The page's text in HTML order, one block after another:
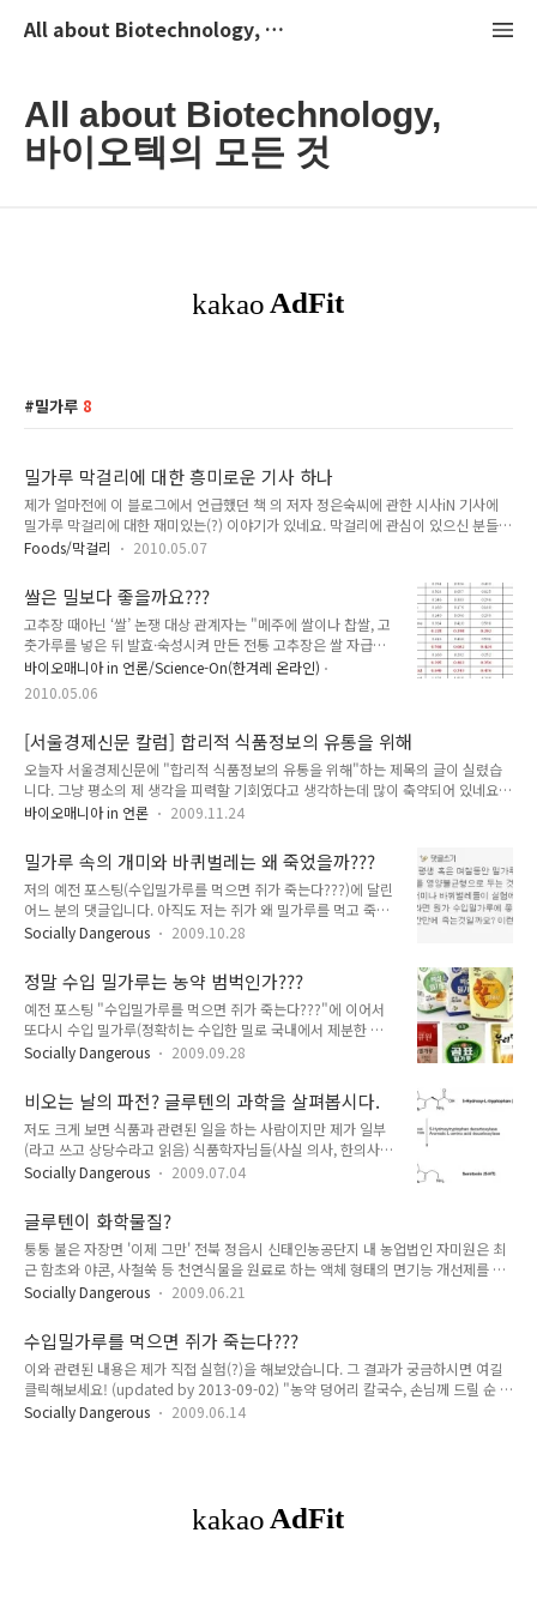
All about Biotechnology, 바이오텍의 모든 것
All about Biotechnology,
바이오텍의 모든 것
밀가루 8
밀가루 막걸리에 대한 흥미로운 기사 하나
제가 얼마전에 이 블로그에서 언급했던 책 의 저자 정은숙씨에 관한 시사iN 기사에
밀가루 막걸리에 대한 재미있는(?) 이야기가 있네요. 막걸리에 관심이 있으신 분들은
전문을 한 번 읽어보셔도 좋겠습니다. 여자 술꾼이 풀어놓은, 입에 침이 고이는 막걸
악산 아래에서 직접 담근다는 막걸리는 전통 누룩 향이 짙으면서도 쌀로 빚어 뒷맛이
텁텁하지 않고 깔끔했다. 언뜻 보면 빛깔이 노래서 밀가루로 담근 것인 줄 알았다. 기
자가 “확실히 쌀로 빚어 깔끔한 것 같다”라고 말을 꺼내자 정씨가 다른 생각을 내놓
는다. “요즘 어디 가서 나 밀 막걸리 좋아한다고 하면 무시당하고는 하죠. 그런데 밀
막걸리도 미덕이 있어요. 굉장히 부드럽고 풍..
Foods/막걸리 2010.05.07
쌀은 밀보다 좋을까요???
고추장 때아닌 ‘쌀’ 논쟁 대상 관계자는 "메주에 쌀이나 찹쌀, 고
춧가루를 넣은 뒤 발효·숙성시켜 만든 전통 고추장은 쌀 자급량
이 부족한 1960년대 이후 원가 절감을 위해 쌀 대신에 밀가루를
사용했다"며 "밀가루가 고추장 원료의 20% 이상을 사용한 뒤
전통 고추장의 맛이 달라졌다"고 말했다. 쌀 고추장이 우리의 전
략)밀가루가 들어갔다고 전통 제조방식을 따르지 않았다고 말하
는 것은 억지라는 얘기다. CJ는 "쌀이나 밀가루나 맛에서는 큰
차이가 없고 쌀로 만들면 고추장이 더 묽다는 정도의 차이만 있
다"며 "자칫하면 밀가루에 대한 편견을 조장할 수 있다"고 지적
바이오매니아 in 언론/Science-On(한겨레 온라인)
2010.05.06
[서울경제신문 칼럼] 합리적 식품정보의 유통을 위해
오늘자 서울경제신문에 "합리적 식품정보의 유통을 위해"하는 제목의 글이 실렸습
니다. 그냥 평소의 제 생각을 피력할 기회였다고 생각하는데 많이 축약되어 있네요.
아래가 원고 초고인데 대량 편집 되었습니다. 그런데 사실 원글은 좀 주절주절 길게
고 급하게 대충 썼는데 글은 왜 쓸데없이 길어지는지... 얼마전 우리나라 대학생들이
가장 존경하는 인물 1위에 월드비전 긴급구호팀장 한비야씨가 뽑혔다고 한다. 그녀
가 TV에 나와서 밀가루, 쌀가루, 설탕, 소금이 들어간 아무것도 아닌 영양죽으로 죽어
가는 기아들을 살릴 수 있다는 도전을 했을 때 많은 이들이 자신의 돈을 털어 후원금
을 보냈다고 들었다. 이렇게 식품이란 삶에 꼭 필요한 ..
바이오매니아 in 언론 2009.11.24
밀가루 속의 개미와 바퀴벌레는 왜 죽었을까???
저의 예전 포스팅(수입밀가루를 먹으면 쥐가 죽는다???)에 달린
어느 분의 댓글입니다. 아직도 저는 쥐가 왜 밀가루를 먹고 죽는
지 납득이 안갑니다. 그런데 개미와 바퀴벌레가 왜 죽는지는 이
아닐까, 정확히는 "밀가루만 먹이면 영양 균형이 맞지 않든지 아
니면 뭔가 다른 이유가 있어서 그런 것"이라고 했는데 최근에 본
자료에 따르면 개미나 바퀴벌레가 밀가루에서 죽는 이유는 "개
미나 바퀴벌레같은 곤충은 기문호흡을 하기 때문"일 가능성이
높다고 합니다. 기문이란 폐로 호흡하지 않는 곤충들의 소위 숨
이 부분에 작은 분말인 밀가루가 들어가면 호흡을 제대로 할 수
없고 그래서 질식사하는 것이 아닐..
Socially Dangerous 2009.10.28
정말 수입 밀가루는 농약 범벅인가???
예전 포스팅 "수입밀가루를 먹으면 쥐가 죽는다???"에 이어서
또다시 수입 밀가루(정확히는 수입한 밀로 국내에서 제분한 밀
가루)이야기입니다. 오늘도 어느 게시판에서 수입밀가루는 농약
수입 밀가루에서 농약이 검출된 적이 있을까요? 예, 있기는 있습
니다. 1992년과 1993년의 일입니다. 인터넷을 뒤져보시면 3가
지 자료가 나옵니다. 1992년 호주산 수입밀 사건, 1993년 2월
의 미국산 수입밀 사건, 1993년 4월의 소비자보호원 검사결과
입니다. 인터넷에 광범위하게 퍼져있는 자료에 따르면 "1992년
오파네어트메틸"이 허용기준의 16배나 함유되어 10만 부대가
불법으로 유통되었던 사건..
Socially Dangerous 2009.09.28
비오는 날의 파전? 글루텐의 과학을 살펴봅시다.
저도 크게 보면 식품과 관련된 일을 하는 사람이지만 제가 일부
(라고 쓰고 상당수라고 읽음) 식품학자님들(사실 의사, 한의사님
들도 있지만)에게 (때론 약간) 못마땅해하는 이유가 바로 이런
유한의학의 설명이 그다지 과학적이 아니라고 반문하시는 분들
을 위하여 영양학적인 분석에 의한 근거를 추가해 보면 밀가루에
는 사람의 감정을 조절하는 세로토닌 이라는 성분을 구성하는 단
백질, 아미노산, 비타민B등이 다량 함유되어 있어 비오는 날에
밀가루 음식을 먹으면 우울한 기분은 물론 우수나 감상에 젖어
거에 대해서는 제가 모르는 분야이므로 넘어가고 영양학적 관점
만 한 번 보도록 하죠. 위의 포스팅의 ..
Socially Dangerous 2009.07.04
글루텐이 화학물질?
퉁퉁 불은 자장면 '이제 그만' 전북 정읍시 신태인농공단지 내 농업법인 자미원은 최
근 함초와 야콘, 사철쑥 등 천연식물을 원료로 하는 액체 형태의 면기능 개선제를 개
발, 특허를 얻었다고 21일 밝혔다. 업계에 따르면 현재도 중국음식점 대부분은 자장
나트륨과 글루텐, 피로인산나트륨 등 화학물질로 만들어져 있어 몸에 좋지 않은데다
그나마 면을 삶은 뒤 12분 정도 지나면 퍼지고 만다. (중략) 이XX 이사는 "현재 중국
집 대부분이 사용하는 면기능 개선제에 함유된 글루텐 등의 화학물질은 먹는 사람의
체질에 따라 소화 불량을 일으키기 십상"이라며 "이달 말께 천연 개선제가 시중에 본
격적으로 유통되면 더 이상 퉁퉁 불은 자장면을 먹지..
Socially Dangerous 2009.06.21
수입밀가루를 먹으면 쥐가 죽는다???
이와 관련된 내용은 제가 직접 실험(?)을 해보았습니다. 그 결과가 궁금하시면 여길
클릭해보세요! (updated by 2013-09-02) "농약 덩어리 칼국수, 손님께 드릴 순 없
죠" "아파트 말고 일반 주택이면 쥐약 놓을 필요 없어. 수입밀가루를 사서 습기 찬
사다가 해보고 싶네요. 주변의 교수님들에게 해 봐 달라고 하면 쓸데없는 짓한다고
혼 날 것도 같은데... 사실 우리..
Socially Dangerous 2009.06.14